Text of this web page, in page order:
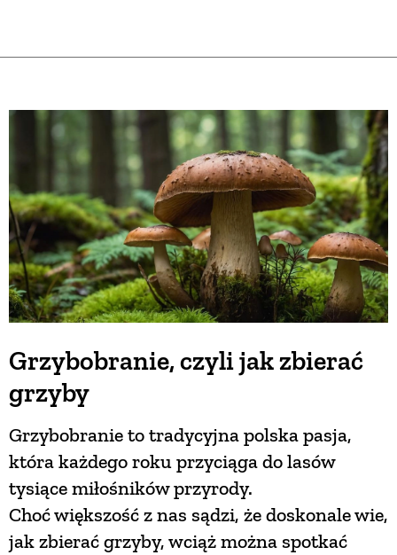
Grzybobranie, czyli jak zbierać
grzyby
Grzybobranie to tradycyjna polska pasja,
która każdego roku przyciąga do lasów
tysiące miłośników przyrody.
Choć większość z nas sądzi, że doskonale wie,
jak zbierać grzyby, wciąż można spotkać